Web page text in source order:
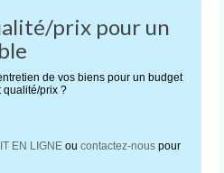
prix pour un
de vos biens pour un budget
qualité/prix ?
EN LIGNE ou contactez-nous pour